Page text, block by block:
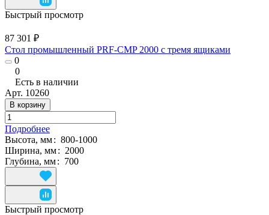
Быстрый просмотр
87 301 ₽
Стол промышленный PRF-CMP 2000 с тремя ящиками
0
0
Есть в наличии
Арт. 10260
В корзину
Подробнее
Высота, мм: 800-1000
Ширина, мм: 2000
Глубина, мм: 700
Быстрый просмотр